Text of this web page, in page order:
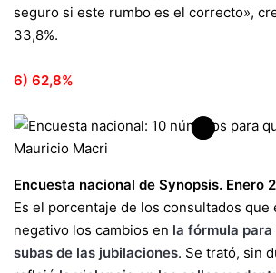
seguro si este rumbo es el correcto»,
33,8%.
6) 62,8%
Encuesta nacional de Synopsis. Enero
Es el porcentaje de los consultados que
negativo los cambios en la fórmula
subas de las jubilaciones. Se trató, sin